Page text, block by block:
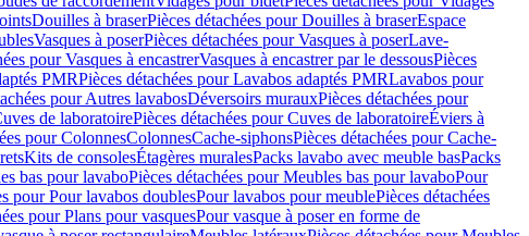
Douilles à braserPièces détachées pour Douilles à braserEspace
Vasques à poserPièces détachées pour Vasques à poserLave-
pour Vasques à encastrerVasques à encastrer par le dessousPièces
PMRPièces détachées pour Lavabos adaptés PMRLavabos pour
pour Autres lavabosDéversoirs murauxPièces détachées pour
de laboratoirePièces détachées pour Cuves de laboratoireÉviers à
pour ColonnesColonnesCache-siphonsPièces détachées pour Cache-
Kits de consolesÉtagères muralesPacks lavabo avec meuble basPacks
bas pour lavaboPièces détachées pour Meubles bas pour lavaboPour
pour Pour lavabos doublesPour lavabos pour meublePièces détachées
pour Plans pour vasquesPour vasque à poser en forme de